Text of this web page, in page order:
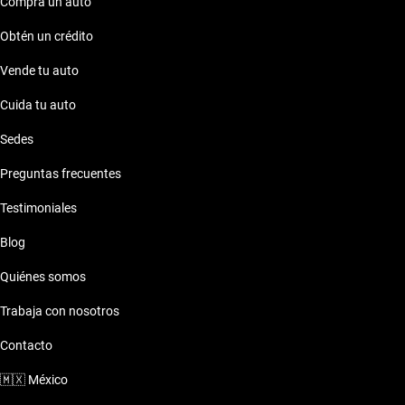
cliente.
Obtén un crédito
Vende tu auto
Cuida tu auto
Sedes
Preguntas frecuentes
Testimoniales
Blog
Quiénes somos
Trabaja con nosotros
Contacto
🇲🇽 México